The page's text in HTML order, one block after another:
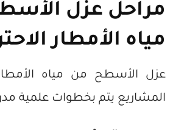
مراحل عزل
مياه الأمطار
عزل الأسطح من مياه
المشاريع يتم بخطوات علمية